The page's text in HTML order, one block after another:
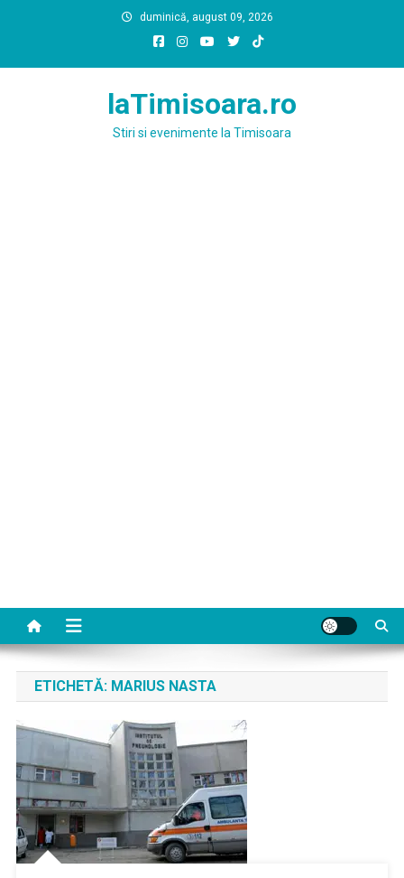
duminică, august 09, 2026
laTimisoara.ro
Stiri si evenimente la Timisoara
ETICHETĂ: MARIUS NASTA